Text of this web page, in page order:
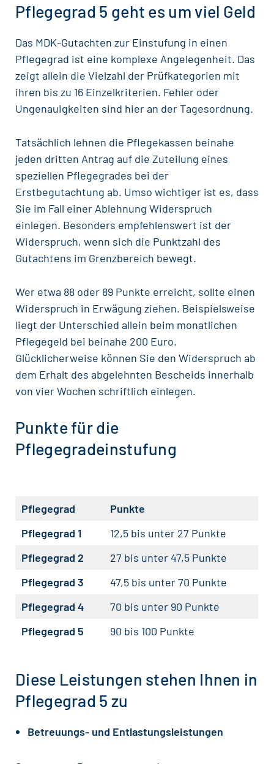
Pflegegrad 5 geht es um viel Geld
Das MDK-Gutachten zur Einstufung in einen
Pflegegrad ist eine komplexe Angelegenheit. Das
zeigt allein die Vielzahl der Prüfkategorien mit
ihren bis zu 16 Einzelkriterien. Fehler oder
Ungenauigkeiten sind hier an der Tagesordnung.
Tatsächlich lehnen die Pflegekassen beinahe
jeden dritten Antrag auf die Zuteilung eines
speziellen Pflegegrades bei der
Erstbegutachtung ab. Umso wichtiger ist es, dass
Sie im Fall einer Ablehnung Widerspruch
einlegen. Besonders empfehlenswert ist der
Widerspruch, wenn sich die Punktzahl des
Gutachtens im Grenzbereich bewegt.
Wer etwa 88 oder 89 Punkte erreicht, sollte einen
Widerspruch in Erwägung ziehen. Beispielsweise
liegt der Unterschied allein beim monatlichen
Pflegegeld bei beinahe 200 Euro.
Glücklicherweise können Sie den Widerspruch ab
dem Erhalt des abgelehnten Bescheids innerhalb
von vier Wochen schriftlich einlegen.
Punkte für die
Pflegegradeinstufung
Pflegegrad
Punkte
Pflegegrad 1
12,5 bis unter 27 Punkte
Pflegegrad 2
27 bis unter 47,5 Punkte
Pflegegrad 3
47,5 bis unter 70 Punkte
Pflegegrad 4
70 bis unter 90 Punkte
Pflegegrad 5
90 bis 100 Punkte
Diese Leistungen stehen Ihnen in
Pflegegrad 5 zu
Betreuungs- und Entlastungsleistungen